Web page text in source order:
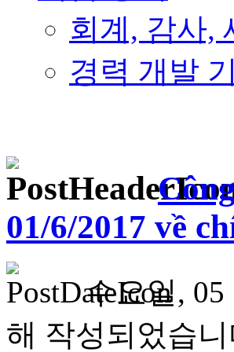
회계, 감사,
경력 개발
01/6/2017 về
수요일, 05
해 작성되었습니